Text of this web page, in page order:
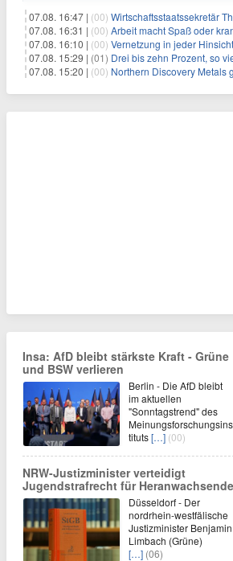
07.08. 16:47 | (00) Wirtschaftsstaatssekretär Thomas Dörflinger besucht
07.08. 16:31 | (00) Arbeit macht Spaß oder
07.08. 16:10 | (00) Vernetzung in jeder Hinsicht – Die
07.08. 15:29 | (01) Drei bis zehn Prozent, so viel Strom
07.08. 15:20 | (00) Northern Discovery Metals gibt die Börsennotierung
Insa: AfD bleibt stärkste Kraft - Grüne
und BSW verlieren
Berlin - Die AfD bleibt
im aktuellen
"Sonntagstrend" des
Meinungsforschungsins
tituts[…] (00)
NRW-Justizminister verteidigt
Jugendstrafrecht für Heranwachsende
Düsseldorf - Der
nordrhein-westfälische
Justizminister Benjamin
Limbach (Grüne)
[…] (06)